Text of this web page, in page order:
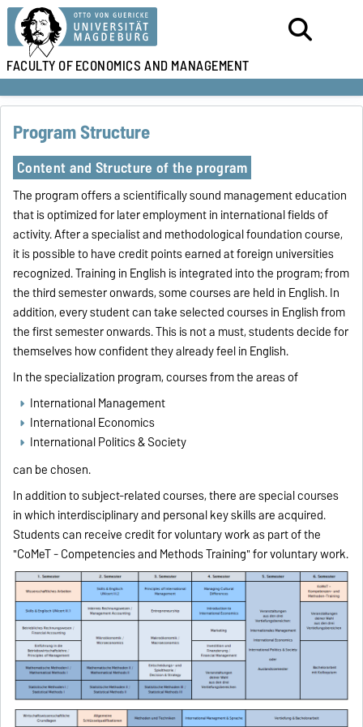
FACULTY OFECONOMICS AND MANAGEMENT
Program Structure
Content and Structure of the program
The program offers a scientifically sound management education
that is optimized for later employment in international fields of
activity. After a specialist and methodological foundation course,
it is possible to have credit points earned at foreign universities
recognized. Training in English is integrated into the program; from
the third semester onwards, some courses are held in English. In
addition, every student can take selected courses in English from
the first semester onwards. This is not a must, students decide for
themselves how confident they already feel in English.
In the specialization program, courses from the areas of
International Management
International Economics
International Politics & Society
can be chosen.
In addition to subject-related courses, there are special courses
in which interdisciplinary and personal key skills are acquired.
Students can receive credit for voluntary work as part of the
"CoMeT - Competencies and Methods Training" for voluntary work.